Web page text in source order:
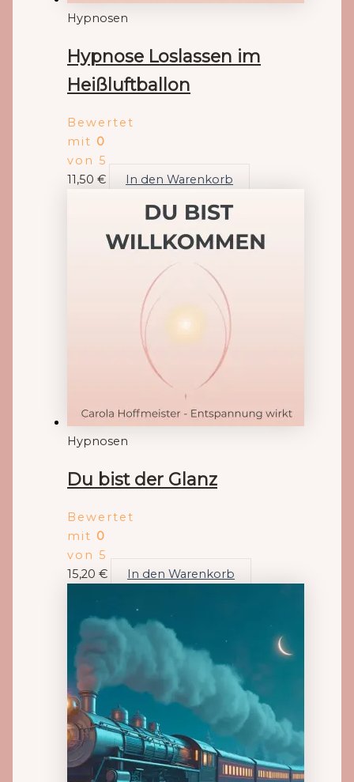
Hypnosen
Hypnose Loslassen im
Heißluftballon
Bewertet
mit 0
von 5
11,50€ In den Warenkorb
Hypnosen
Du bist der Glanz
Bewertet
mit 0
von 5
15,20€ In den Warenkorb